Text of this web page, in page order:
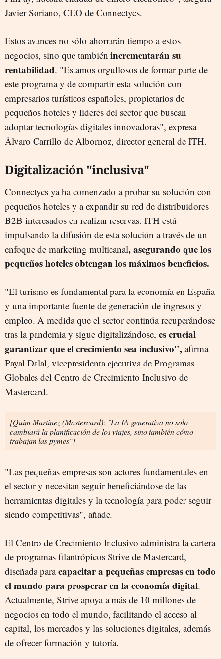
Javier Soriano, CEO de Connectycs.
Estos avances no sólo ahorrarán tiempo a estos
negocios, sino que también incrementarán su
rentabilidad. "Estamos orgullosos de formar parte de
este programa y de compartir esta solución con
empresarios turísticos españoles, propietarios de
pequeños hoteles y líderes del sector que buscan
adoptar tecnologías digitales innovadoras", expresa
Álvaro Carrillo de Albornoz, director general de ITH.
Digitalización "inclusiva"
Connectycs ya ha comenzado a probar su solución con
pequeños hoteles y a expandir su red de distribuidores
B2B interesados en realizar reservas. ITH está
impulsando la difusión de esta solución a través de un
enfoque de marketing multicanal, asegurando que los
pequeños hoteles obtengan los máximos beneficios.
"El turismo es fundamental para la economía en España
y una importante fuente de generación de ingresos y
empleo. A medida que el sector continúa recuperándose
tras la pandemia y sigue digitalizándose, es crucial
garantizar que el crecimiento sea inclusivo", afirma
Payal Dalal, vicepresidenta ejecutiva de Programas
Globales del Centro de Crecimiento Inclusivo de
Mastercard.
[Quim Martínez (Mastercard): "La IA generativa no solo
cambiará la planificación de los viajes, sino también cómo
trabajan las pymes"]
"Las pequeñas empresas son actores fundamentales en
el sector y necesitan seguir beneficiándose de las
herramientas digitales y la tecnología para poder seguir
siendo competitivas", añade.
El Centro de Crecimiento Inclusivo administra la cartera
de programas filantrópicos Strive de Mastercard,
diseñada paracapacitar a pequeñas empresas en todo
el mundo para prosperar en la economía digital.
Actualmente, Strive apoya a más de 10 millones de
negocios en todo el mundo, facilitando el acceso al
capital, los mercados y las soluciones digitales, además
de ofrecer formación y tutoría.